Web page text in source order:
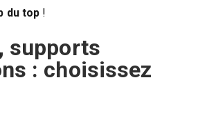
du top !
supports
: choisissez